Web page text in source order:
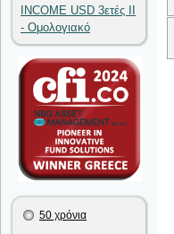
INCOME USD 3ετές II
- Ομολογιακό
50 χρόνια